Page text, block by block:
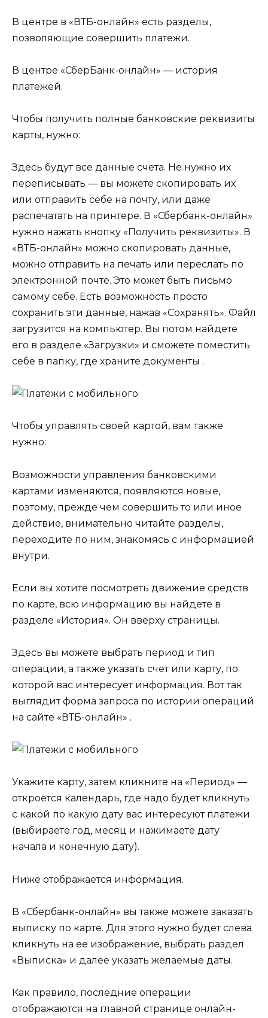
В центре в «ВТБ-онлайн» есть разделы,
позволяющие совершить платежи.
В центре «СберБанк-онлайн» — история
платежей.
Чтобы получить полные банковские реквизиты
карты, нужно:
Здесь будут все данные счета. Не нужно их
переписывать — вы можете скопировать их
или отправить себе на почту, или даже
распечатать на принтере. В «Сбербанк-онлайн»
нужно нажать кнопку «Получить реквизиты». В
«ВТБ-онлайн» можно скопировать данные,
можно отправить на печать или переслать по
электронной почте. Это может быть письмо
самому себе. Есть возможность просто
сохранить эти данные, нажав «Сохранять». Файл
загрузится на компьютер. Вы потом найдете
его в разделе «Загрузки» и сможете поместить
себе в папку, где храните документы .
Чтобы управлять своей картой, вам также
нужно:
Возможности управления банковскими
картами изменяются, появляются новые,
поэтому, прежде чем совершить то или иное
действие, внимательно читайте разделы,
переходите по ним, знакомясь с информацией
внутри.
Если вы хотите посмотреть движение средств
по карте, всю информацию вы найдете в
разделе «История». Он вверху страницы.
Здесь вы можете выбрать период и тип
операции, а также указать счет или карту, по
которой вас интересует информация. Вот так
выглядит форма запроса по истории операций
на сайте «ВТБ-онлайн» .
Укажите карту, затем кликните на «Период» —
откроется календарь, где надо будет кликнуть
с какой по какую дату вас интересуют платежи
(выбираете год, месяц и нажимаете дату
начала и конечную дату).
Ниже отображается информация.
В «Сбербанк-онлайн» вы также можете заказать
выписку по карте. Для этого нужно будет слева
кликнуть на ее изображение, выбрать раздел
«Выписка» и далее указать желаемые даты.
Как правило, последние операции
отображаются на главной странице онлайн-